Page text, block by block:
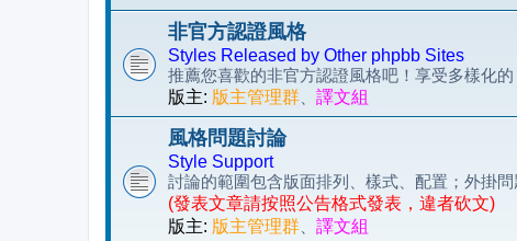
非官方認證風格
Styles Released by Other phpbb Sites
推薦您喜歡的非官方認證風格吧！享受多樣化的
版主: 版主管理群 譯文組
風格問題討論
Style Support
討論的範圍包含版面排列、樣式、配置；外掛
(發表文章請按照公告格式發表，違者砍文)
版主: 版主管理群 譯文組